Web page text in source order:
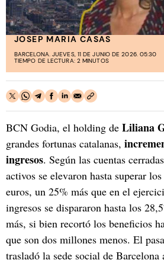
JOSEP MARIA CASAS
BARCELONA. JUEVES, 11 DE JUNIO DE 2026. 05:30
TIEMPO DE LECTURA: 2 MINUTOS
BCN Godia, el holding de Liliana
grandes fortunas catalanas,
ingresos. Según las cuentas
activos se elevaron hasta superar
euros, un 25% más que en el
ingresos se dispararon hasta los
más, si bien recortó los beneficios
que son dos millones menos. El
trasladó la sede social de Barcelona